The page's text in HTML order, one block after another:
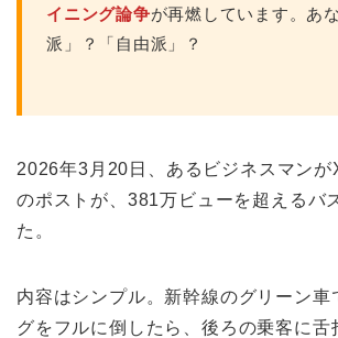
イニング論争が再燃しています。あ
派」？「自由派」？
2026年3月20日、あるビジネスマン
のポストが、381万ビューを超えるバ
た。
内容はシンプル。新幹線のグリーン車
グをフルに倒したら、後ろの乗客に舌